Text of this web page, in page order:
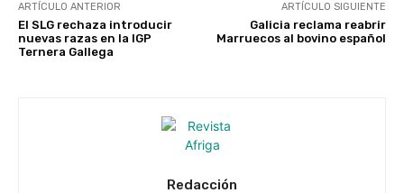
ARTÍCULO ANTERIOR
El SLG rechaza introducir
nuevas razas en la IGP
Ternera Gallega
ARTÍCULO SIGUIENTE
Galicia reclama reabrir
Marruecos al bovino español
Redacción